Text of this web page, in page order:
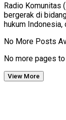
Radio Komunitas
bergerak di
hukum
No More Posts
No more pages to
View More